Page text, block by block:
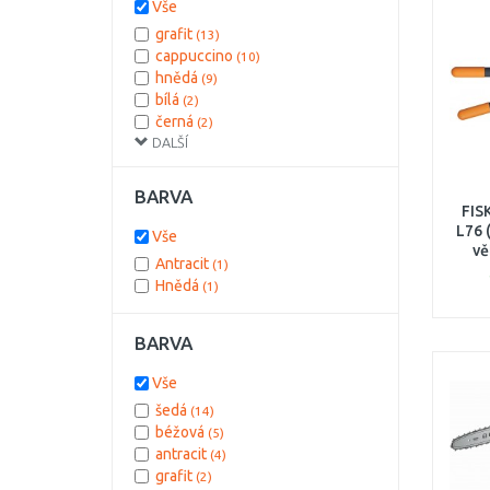
L76
94,5 cm
DALŠÍ
Vše
grafit (13)
cappuccino (10)
hnědá (9)
bílá (2)
černá (2)
béžová
BARVA
Vše
Antracit (1)
Hnědá (1)
BARVA
Vše
šedá (14)
béžová (5)
antracit (4)
grafit (2)